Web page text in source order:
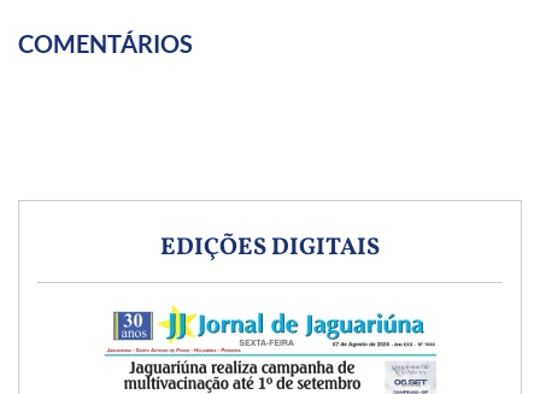
COMENTÁRIOS
EDIÇÕES DIGITAIS